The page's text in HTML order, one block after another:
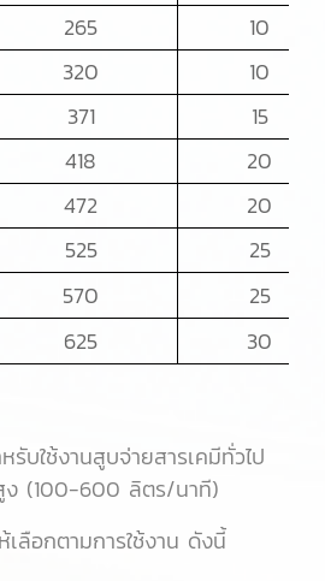
265
10
320
10
371
15
418
20
472
20
525
25
570
25
625 30
หรับใช้งานสูบจ่ายสารเคมีทั่วไป
ง (100-600 ลิตร/นาที)
ลือกตามการใช้งาน ดังนี้